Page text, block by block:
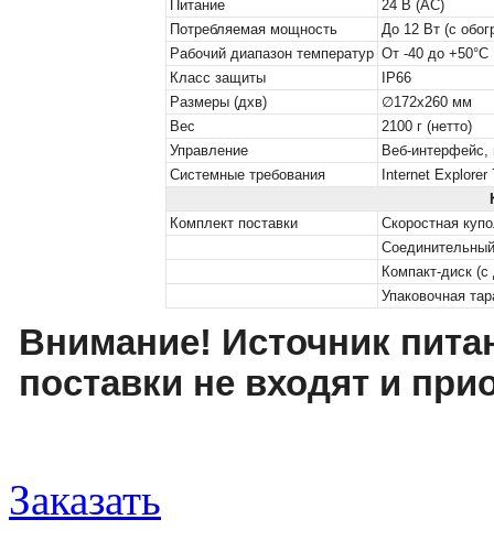
Питание
24 В (AC)
Потребляемая мощность
До 12 Вт (с
Рабочий диапазон температур От -40 до +50°С
Класс защиты
IP66
Размеры (дхв)
∅172х260 мм
Вес
2100 г (нетто)
Управление
Веб-интерфейс,
Системные требования
Internet
Комплект поставки
Скоростная
Компакт-диск
Упаковочная
Внимание! Источник
поставки не входят и
Заказать